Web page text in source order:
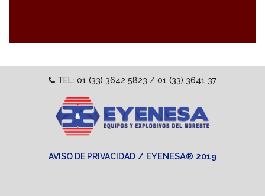
TEL: 01 (33) 3642 5823 / 01 (33) 3641 37
AVISO DE PRIVACIDAD / EYENESA® 2019